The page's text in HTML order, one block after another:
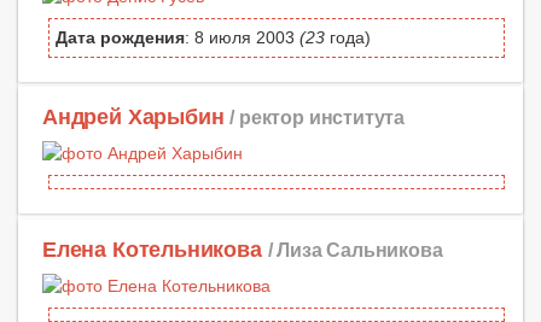
Дата рождения: 8 июля 2003 (23 года)
Андрей Харыбин / ректор института
Елена Котельникова / Лиза Сальникова